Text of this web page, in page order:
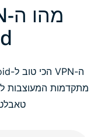
מתקדמות המעוצבות